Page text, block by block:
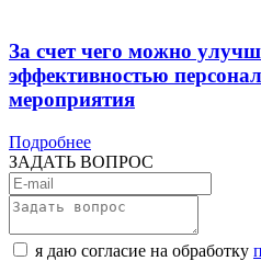
За счет чего можно
эффективностью
мероприятия
Подробнее
ЗАДАТЬ ВОПРОС
я даю согласие на обработку